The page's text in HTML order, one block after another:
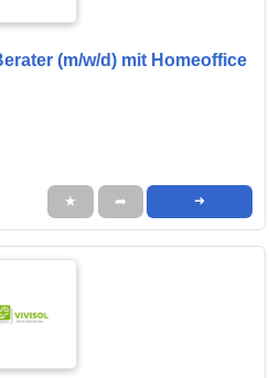
(m/w/d) mit Homeoffice
★ ➦ ➜